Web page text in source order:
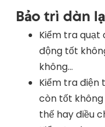
Bảo trì dàn
Kiểm tra quạt
động tốt
không…
Kiểm tra điện
còn tốt
thế hay điều